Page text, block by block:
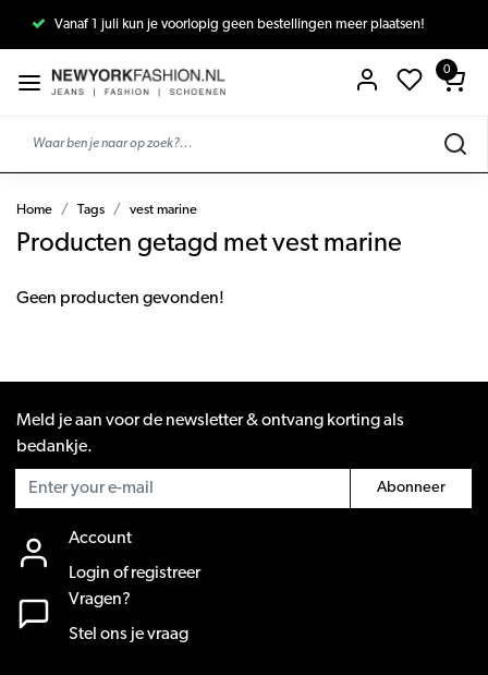
Vanaf 1 juli kun je voorlopig geen bestellingen meer plaatsen!
0
Home Tags vest marine
Producten getagd met vest marine
Geen producten gevonden!
Meld je aan voor de newsletter & ontvang korting als
bedankje.
Abonneer
Account
Login of registreer
Vragen?
Stel ons je vraag